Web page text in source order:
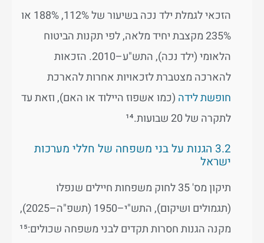
הזכאי לגמלת ילד נכה בשיעור של 112%, 188% או
235% מקצבת יחיד מלאה, לפי תקנות הביטוח
הלאומי (ילד נכה), התש"ע–2010. הזכאות
להארכה מצטברת לזכאויות אחרות להארכת
חופשת לידה (כמו אשפוז היילוד או האם), וזאת עד
לתקרה של 20 שבועות.¹⁴
3.2 הגנות על בני משפחה של חללי מערכות
ישראל
תיקון מס' 35 לחוק משפחות חיילים שנפלו
(תגמולים ושיקום), התש"י–1950 (תשפ"ה–2025),
מקנה הגנות חסרות תקדים לבני משפחה שכולים:¹⁵